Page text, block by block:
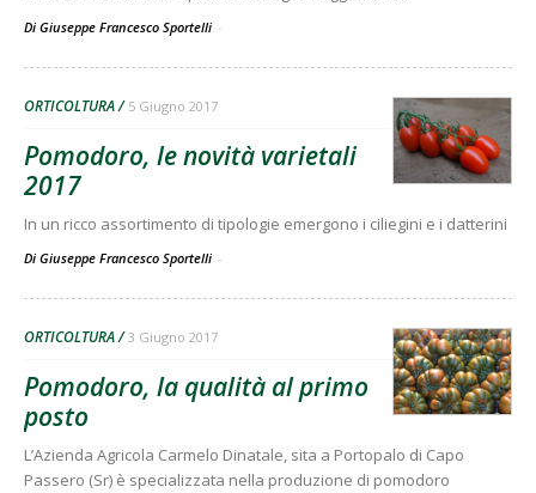
Di Giuseppe Francesco Sportelli -
ORTICOLTURA 5 Giugno 2017
Pomodoro, le novità varietali
2017
In un ricco assortimento di tipologie emergono i ciliegini e i datterini
Di Giuseppe Francesco Sportelli -
ORTICOLTURA 3 Giugno 2017
Pomodoro, la qualità al primo
posto
L’Azienda Agricola Carmelo Dinatale, sita a Portopalo di Capo
Passero (Sr) è specializzata nella produzione di pomodoro